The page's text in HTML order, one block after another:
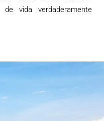
vida verdaderamente